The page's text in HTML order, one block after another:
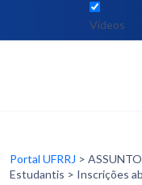
Vídeos
Portal UFRRJ >
Estudantis > Inscrições